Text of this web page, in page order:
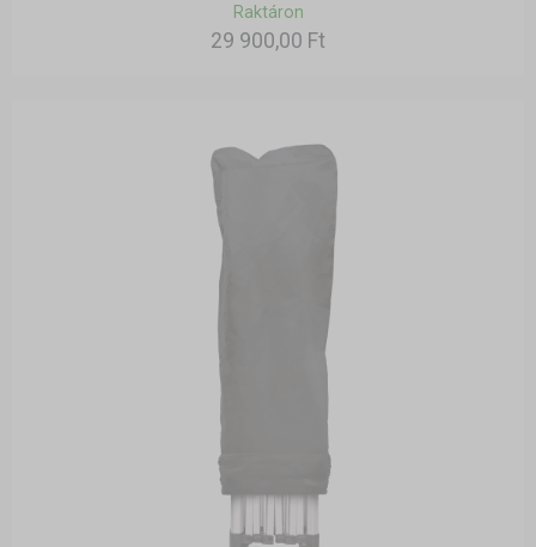
Raktáron
29 900,00 Ft